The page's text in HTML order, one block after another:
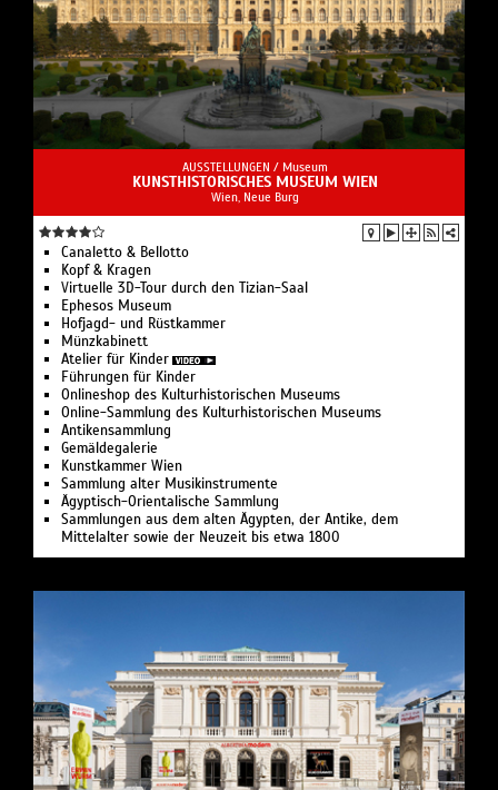
Elemente und Pferde-Quadrillen in eindrucksvollen
Formationen. Daniela Franke erzählt die Geschichte
der berühmtesten Wiener Barockoper Il pomo d’oro
(„Der guldene Apfel“) von 1668 nach, bebildert durch
die 23 spektakulären Bühnenbilder, die Lodovico
Ottavio Burnacini dafür erdacht hat und die vom
Himmel bis in die Unterwelt führen.
Online besuchbar unterwww.artes-exhibition.digital
AUSSTELLUNGEN / Museum
KUNSTHISTORISCHES MUSEUM WIEN
Wien, Neue Burg
Canaletto & Bellotto
Kopf & Kragen
Virtuelle 3D-Tour durch den Tizian-Saal
Ephesos Museum
Hofjagd- und Rüstkammer
Münzkabinett
Atelier für Kinder
Führungen für Kinder
Onlineshop des Kulturhistorischen Museums
Online-Sammlung des Kulturhistorischen Museums
Antikensammlung
Gemäldegalerie
Kunstkammer Wien
Sammlung alter Musikinstrumente
Ägyptisch-Orientalische Sammlung
Sammlungen aus dem alten Ägypten, der Antike, dem
Mittelalter sowie der Neuzeit bis etwa 1800